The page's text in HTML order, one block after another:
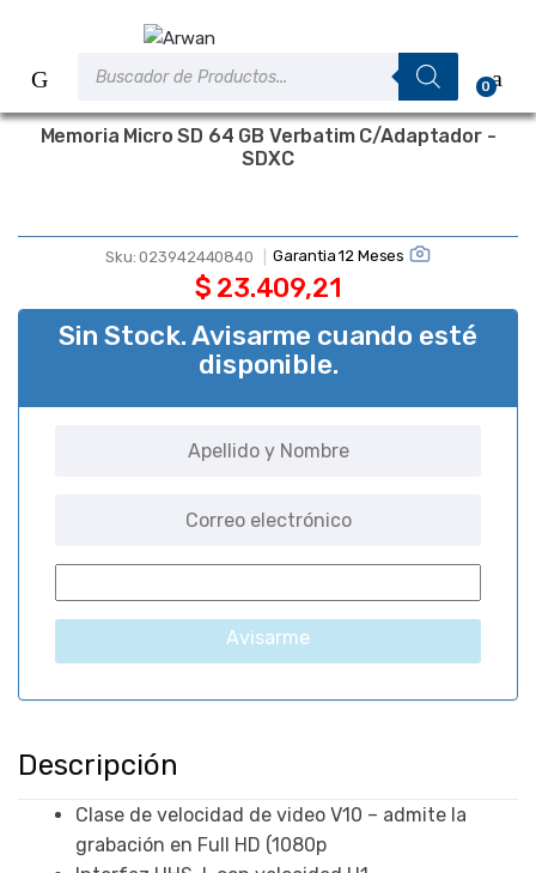
contenido
0
Memoria Micro SD 64 GB Verbatim C/Adaptador -
SDXC
Sku:023942440840 Garantia 12 Meses
$ 23.409,21
Sin Stock. Avisarme cuando esté
disponible.
Avisarme
Descripción
Clase de velocidad de video V10 – admite la
grabación en Full HD (1080p